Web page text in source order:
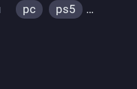
pc
ps5